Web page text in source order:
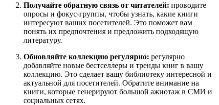
Получайте обратную связь от читателей: проводите
опросы и фокус-группы, чтобы узнать, какие книги
интересуют ваших посетителей. Это поможет вам
понять их предпочтения и предложить подходящую
литературу.
Обновляйте коллекцию регулярно: регулярно
добавляйте новые бестселлеры и тренды книг в вашу
коллекцию. Это сделает вашу библиотеку интересной и
актуальной для посетителей. Обратите внимание на
книги, которые генерируют большой ажиотаж в СМИ и
социальных сетях.